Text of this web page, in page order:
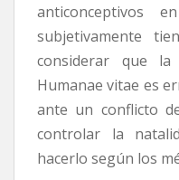
anticonceptivos
subjetivamente
considerar que
Humanae vitae es
ante un conflicto
controlar la
hacerlo según los